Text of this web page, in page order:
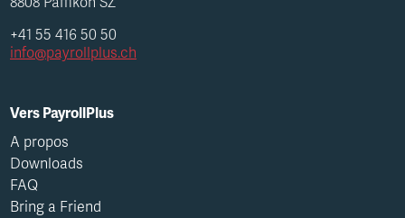
+41 55 416 50 50
info@payrollplus.ch
Vers PayrollPlus
A propos
Downloads
FAQ
Bring a Friend